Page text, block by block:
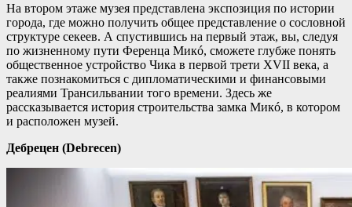
На втором этаже музея представлена экспозиция по истории
города, где можно получить общее представление о сословной
структуре секеев. А спустившись на первый этаж, вы, следуя
по жизненному пути Ференца Микó, сможете глубже понять
общественное устройство Чика в первой трети XVII века, а
также познакомиться с дипломатическими и финансовыми
реалиями Трансильвании того времени. Здесь же
рассказывается история строительства замка Микó, в котором
и расположен музей.
Дебрецен (Debrecen)